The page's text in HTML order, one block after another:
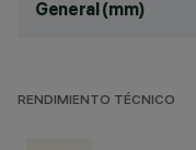
General (mm)
RENDIMIENTO TÉCNICO